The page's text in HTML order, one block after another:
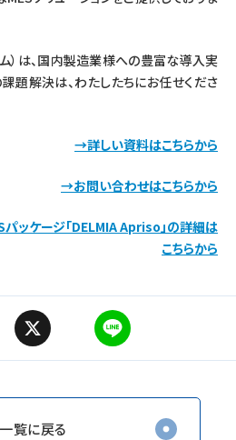
）は、国内製造業様への豊富な導入実
題解決は、わたしたちにお任せくださ
→詳しい資料はこちらから
→お問い合わせはこちらから
ッケージ「DELMIA Apriso」の詳細は
こちらから
i
e
一覧に戻る